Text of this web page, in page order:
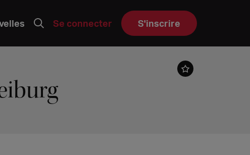
Se connecter S'inscrire